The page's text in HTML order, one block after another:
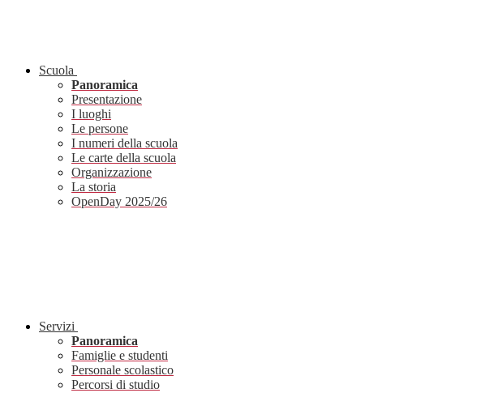
Scuola
Panoramica
Presentazione
I luoghi
Le persone
I numeri della scuola
Le carte della scuola
Organizzazione
La storia
OpenDay 2025/26
Servizi
Panoramica
Famiglie e studenti
Personale scolastico
Percorsi di studio